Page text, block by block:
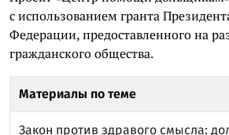
с использованием гранта
Федерации, предоставленного на
гражданского общества.
Материалы по теме
Закон против здравого смысла: